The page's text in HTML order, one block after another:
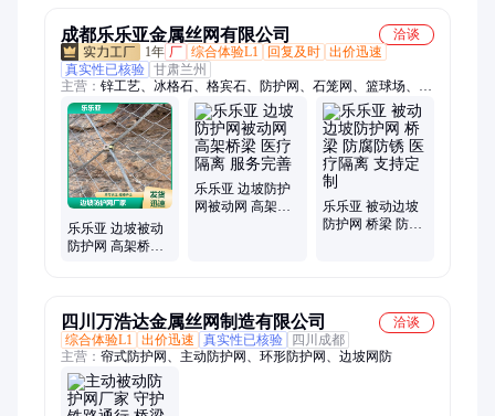
成都乐乐亚金属丝网有限公司
洽谈
1年 厂 综合体验L1 回复及时 出价迅速
真实性已核验 甘肃兰州
主营： 锌工艺、冰格石、格宾石、防护网、石笼网、篮球场、边
坡网、护坡网、围栏网、足球场、喷塑处、护施工、能源电力、
边坡护坡、光伏发电、边坡喷护、交通设施、仓储物流、隧道支
护、建筑施工、笼网护坡、边坡挂网、文物保护、医疗隔离、边
坡护脚
乐乐亚 边坡被动
防护网 高架桥梁
乐乐亚 边坡防护
网被动网 高架桥
乐乐亚 被动边坡
防护网 桥梁 防腐
四川万浩达金属丝网制造有限公司
洽谈
综合体验L1
出价迅速 真实性已核验
四川成都
主营： 帘式防护网、主动防护网、环形防护网、边坡网防